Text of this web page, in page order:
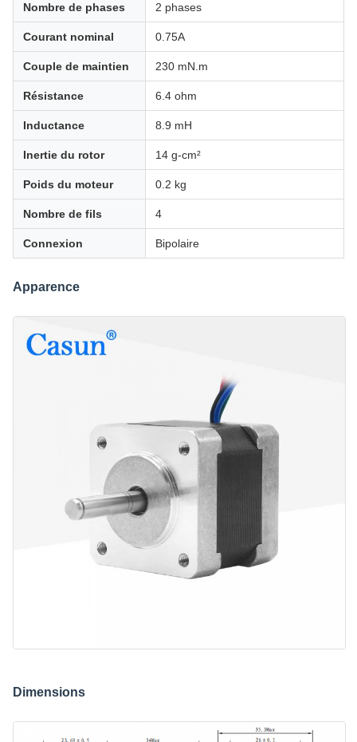
Nombre de phases 2 phases
Courant nominal 0.75A
Couple de maintien 230 mN.m
Résistance 6.4 ohm
Inductance 8.9 mH
Inertie du rotor 14 g-cm²
Poids du moteur 0.2 kg
Nombre de fils 4
Connexion Bipolaire
Apparence
Dimensions